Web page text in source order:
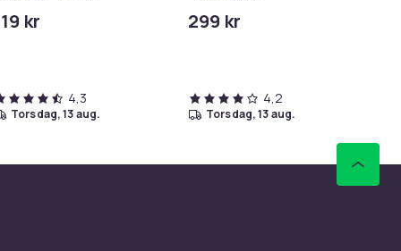
iPad
kr
4,3
torsdag, 13 aug.
299 kr
4,2
torsdag, 13 aug.